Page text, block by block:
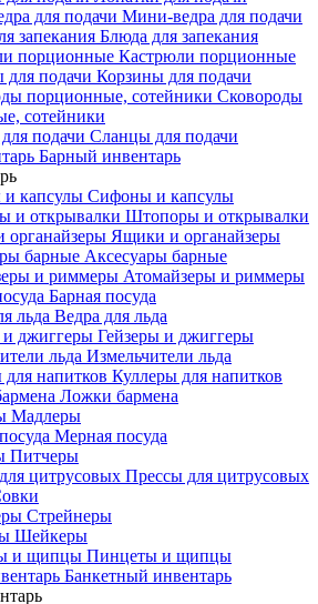
Мини-ведра для подачи
Блюда для запекания
Кастрюли порционные
Корзины для подачи
Сковороды
сотейники
Сланцы для подачи
Барный инвентарь
Сифоны и капсулы
Штопоры и открывалки
Ящики и органайзеры
Аксесуары барные
Атомайзеры и риммеры
Барная посуда
Ведра для льда
Гейзеры и джиггеры
Измельчители льда
Куллеры для напитков
Ложки бармена
Мадлеры
Мерная посуда
Питчеры
Прессы для цитрусовых
Стрейнеры
Шейкеры
Пинцеты и щипцы
Банкетный инвентарь